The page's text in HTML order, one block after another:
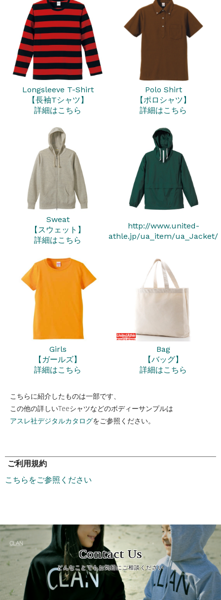
Longsleeve T-Shirt
【長袖Tシャツ】
詳細はこちら
Polo Shirt
【ポロシャツ】
詳細はこちら
Sweat
【スウェット】
詳細はこちら
http://www.united-
athle.jp/ua_item/ua_Jacket/
Girls
【ガールズ】
詳細はこちら
Bag
【バッグ】
詳細はこちら
こちらに紹介したものは一部です、
この他の詳しいTeeシャツなどのボディーサンプルは
アスレ社デジタルカタログをご参照ください。
ご利用規約
こちらをご参照ください
Contact Us
どんなことでもお気軽にご相談ください